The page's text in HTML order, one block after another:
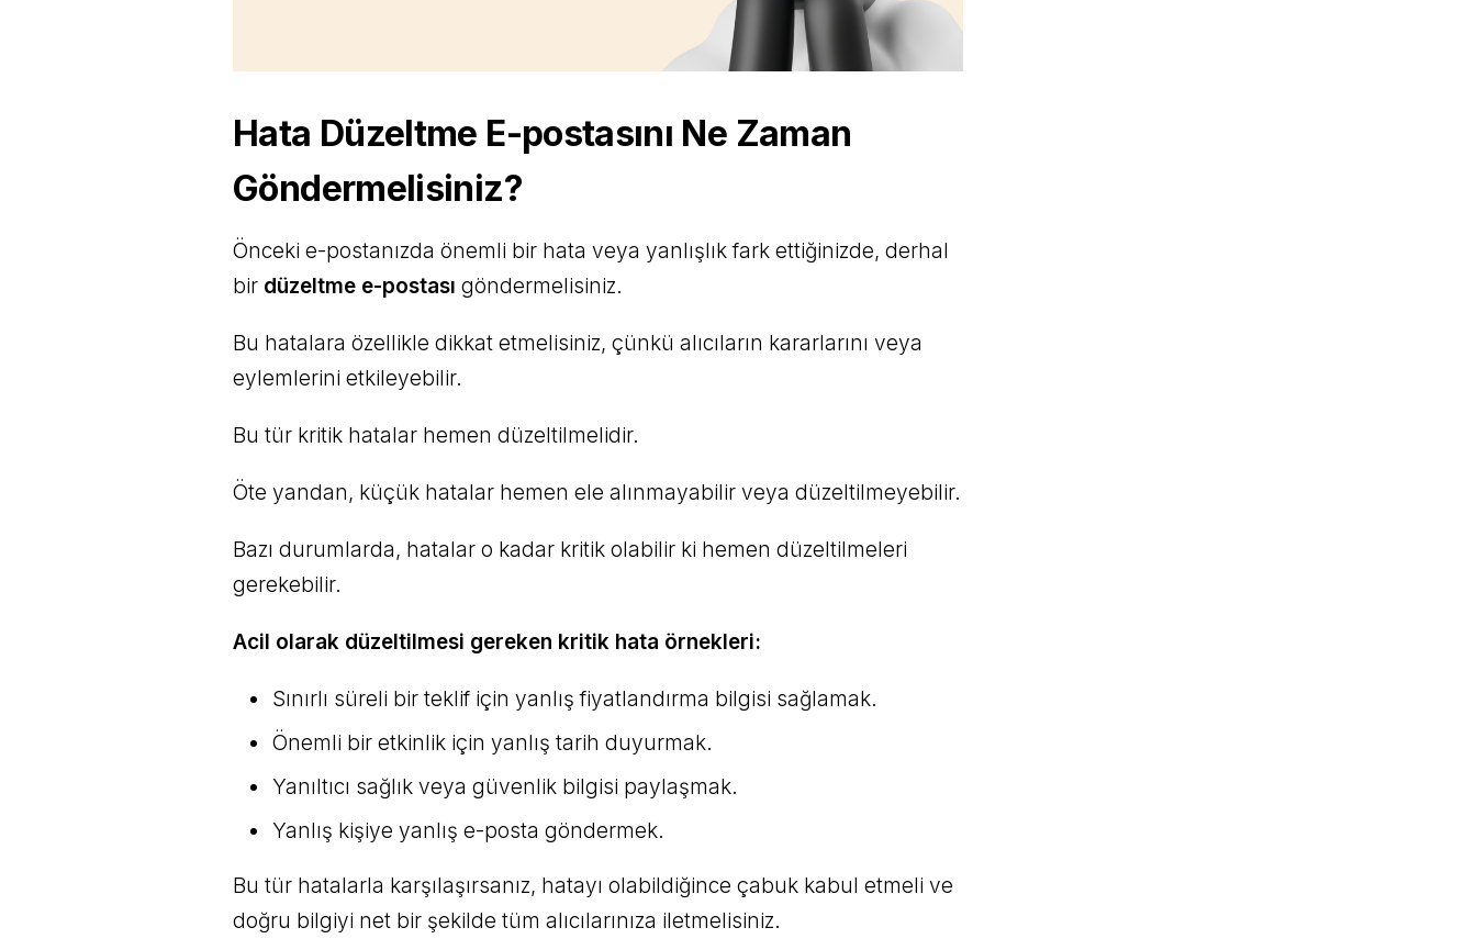
Hata Düzeltme E-postasını Ne Zaman
Göndermelisiniz?
Önceki e-postanızda önemli bir hata veya yanlışlık fark ettiğinizde, derhal
bir düzeltme e-postası göndermelisiniz.
Bu hatalara özellikle dikkat etmelisiniz, çünkü alıcıların kararlarını veya
eylemlerini etkileyebilir.
Bu tür kritik hatalar hemen düzeltilmelidir.
Öte yandan, küçük hatalar hemen ele alınmayabilir veya düzeltilmeyebilir.
Bazı durumlarda, hatalar o kadar kritik olabilir ki hemen düzeltilmeleri
gerekebilir.
Acil olarak düzeltilmesi gereken kritik hata örnekleri:
Sınırlı süreli bir teklif için yanlış fiyatlandırma bilgisi sağlamak.
Önemli bir etkinlik için yanlış tarih duyurmak.
Yanıltıcı sağlık veya güvenlik bilgisi paylaşmak.
Yanlış kişiye yanlış e-posta göndermek.
Bu tür hatalarla karşılaşırsanız, hatayı olabildiğince çabuk kabul etmeli ve
doğru bilgiyi net bir şekilde tüm alıcılarınıza iletmelisiniz.